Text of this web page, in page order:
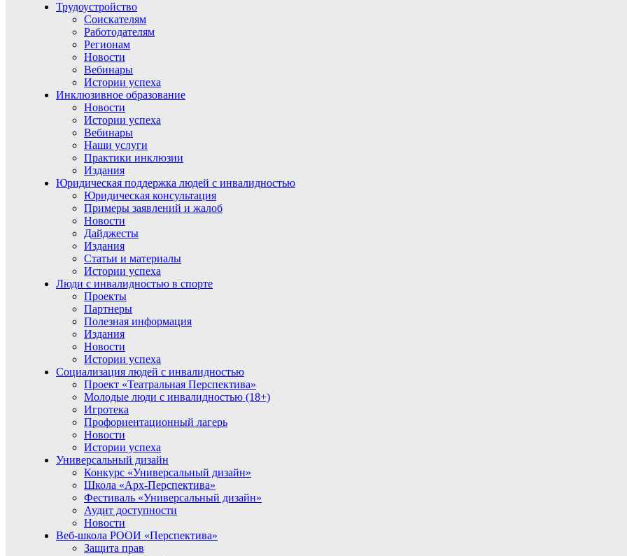
Трудоустройство
Соискателям
Работодателям
Регионам
Новости
Вебинары
Истории успеха
Инклюзивное образование
Новости
Истории успеха
Вебинары
Наши услуги
Практики инклюзии
Издания
Юридическая поддержка людей с инвалидностью
Юридическая консультация
Примеры заявлений и жалоб
Новости
Дайджесты
Издания
Статьи и материалы
Истории успеха
Люди с инвалидностью в спорте
Проекты
Партнеры
Полезная информация
Издания
Новости
Истории успеха
Социализация людей с инвалидностью
Проект «Театральная Перспектива»
Молодые люди с инвалидностью (18+)
Игротека
Профориентационный лагерь
Новости
Истории успеха
Универсальный дизайн
Конкурс «Универсальный дизайн»
Школа «Арх-Перспектива»
Фестиваль «Универсальный дизайн»
Аудит доступности
Новости
Веб-школа РООИ «Перспектива»
Защита прав